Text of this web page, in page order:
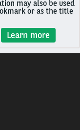
may also be used
or as the title
Learn more